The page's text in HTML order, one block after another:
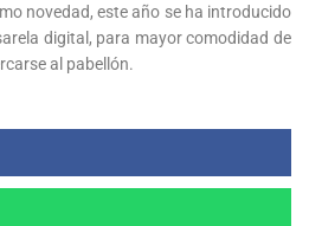
novedad, este año se ha introducido
digital, para mayor comodidad de
al pabellón.